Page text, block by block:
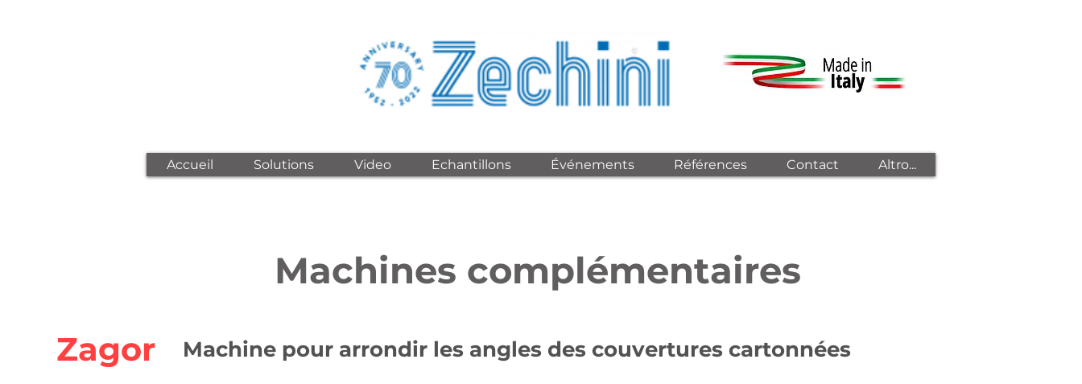
©
Accueil Solutions Video Echantillons Événements Références Contact Altro...
Machines complémentaires
Zagor Machine pour arrondir les angles des couvertures cartonnées